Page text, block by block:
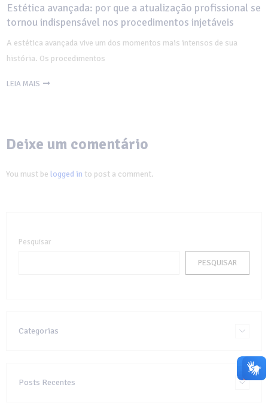
Estética avançada: por que a atualização profissional se
tornou indispensável nos procedimentos injetáveis
A estética avançada vive um dos momentos mais intensos de sua
história. Os procedimentos
LEIA MAIS
Deixe um comentário
You must be logged in to post a comment.
Pesquisar
PESQUISAR
Categorias
Posts Recentes